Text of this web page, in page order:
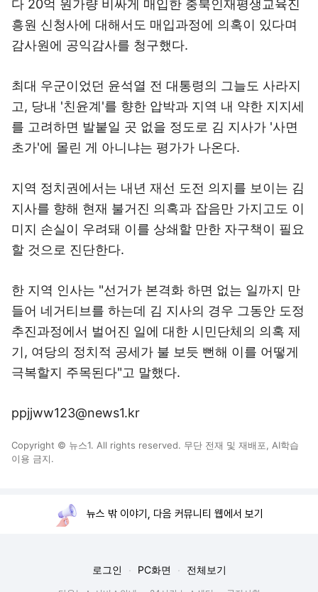
다 20억 원가량 비싸게 매입한 충북인재평생교육진
흥원 신청사에 대해서도 매입과정에 의혹이 있다며
감사원에 공익감사를 청구했다.
최대 우군이었던 윤석열 전 대통령의 그늘도 사라지
고, 당내 '친윤계'를 향한 압박과 지역 내 약한 지지세
를 고려하면 발붙일 곳 없을 정도로 김 지사가 '사면
초가'에 몰린 게 아니냐는 평가가 나온다.
지역 정치권에서는 내년 재선 도전 의지를 보이는 김
지사를 향해 현재 불거진 의혹과 잡음만 가지고도 이
미지 손실이 우려돼 이를 상쇄할 만한 자구책이 필요
할 것으로 진단한다.
한 지역 인사는 "선거가 본격화 하면 없는 일까지 만
들어 네거티브를 하는데 김 지사의 경우 그동안 도정
추진과정에서 벌어진 일에 대한 시민단체의 의혹 제
기, 여당의 정치적 공세가 불 보듯 뻔해 이를 어떻게
극복할지 주목된다"고 말했다.
ppjjww123@news1.kr
Copyright © 뉴스1. All rights reserved. 무단 전재 및 재배포, AI학습
이용 금지.
뉴스 밖 이야기, 다음 커뮤니티 웹에서 보기
로그인 PC화면 전체보기